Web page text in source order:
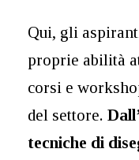
Qui, gli
proprie abilità
corsi e
del settore.
tecniche di